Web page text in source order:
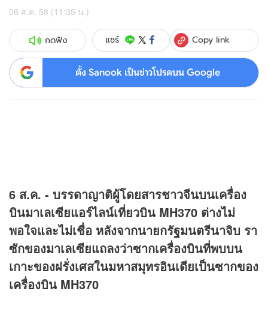
06 ส.ค. 58 (11:35 น.)
กดฟัง แชร์ Copy link
ตั้ง Sanook เป็นข่าวโปรดบน Google
6 ส.ค. - บรรดาญาติผู้โดยสารชาวจีนบนเครื่อง
บินมาเลเซียแอร์ไลน์เที่ยวบิน MH370 ต่างไม่
พอใจและไม่เชื่อ หลังจากนายกรัฐมนตรีนาจิบ รา
ซักของมาเลเซียแถลงว่าซากเครื่องบินที่พบบน
เกาะของฝรั่งเศสในมหาสมุทรอินเดียเป็นซากของ
เครื่องบิน MH370